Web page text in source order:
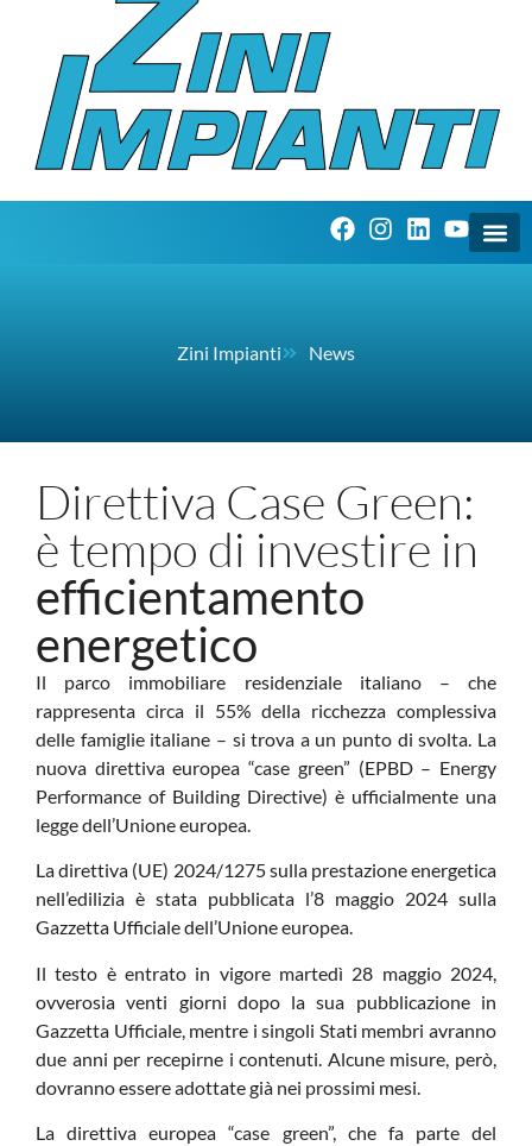
Zini Impianti News
Direttiva Case Green:
è tempo di investire in
efficientamento
energetico
Il parco immobiliare residenziale italiano – che
rappresenta circa il 55% della ricchezza complessiva
delle famiglie italiane – si trova a un punto di svolta. La
nuova direttiva europea “case green” (EPBD – Energy
Performance of Building Directive) è ufficialmente una
legge dell’Unione europea.
La direttiva (UE) 2024/1275 sulla prestazione energetica
nell’edilizia è stata pubblicata l’8 maggio 2024 sulla
Gazzetta Ufficiale dell’Unione europea.
Il testo è entrato in vigore martedì 28 maggio 2024,
ovverosia venti giorni dopo la sua pubblicazione in
Gazzetta Ufficiale, mentre i singoli Stati membri avranno
due anni per recepirne i contenuti. Alcune misure, però,
dovranno essere adottate già nei prossimi mesi.
La direttiva europea “case green”, che fa parte del